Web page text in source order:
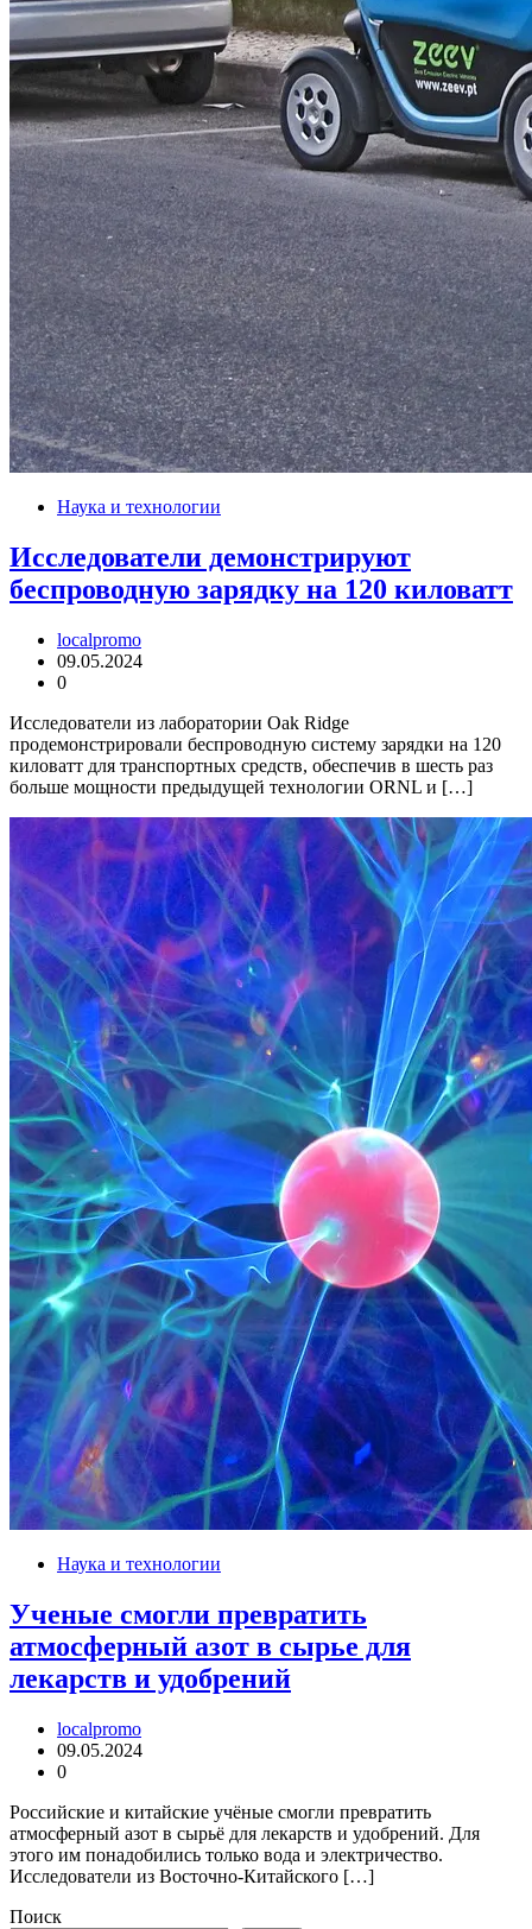
Наука и технологии
Исследователи демонстрируют
беспроводную зарядку на 120 киловатт
localpromo
09.05.2024
0
Исследователи из лаборатории Oak Ridge
продемонстрировали беспроводную систему зарядки на 120
киловатт для транспортных средств, обеспечив в шесть раз
больше мощности предыдущей технологии ORNL и […]
Наука и технологии
Ученые смогли превратить
атмосферный азот в сырье для
лекарств и удобрений
localpromo
09.05.2024
0
Российские и китайские учёные смогли превратить
атмосферный азот в сырьё для лекарств и удобрений. Для
этого им понадобились только вода и электричество.
Исследователи из Восточно-Китайского […]
Поиск